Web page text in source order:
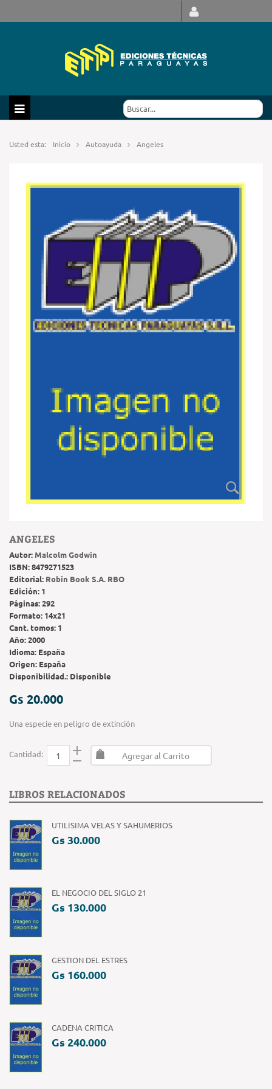
Usted esta: Inicio Autoayuda Angeles
ANGELES
Autor: Malcolm Godwin
ISBN:8479271523
Editorial: Robin Book S.A. RBO
Edición: 1
Páginas:292
Formato: 14x21
Cant. tomos: 1
Año:2000
Idioma: España
Origen: España
Disponibilidad.: Disponible
Gs 20.000
Una especie en peligro de extinción
Cantidad: Agregar al Carrito
LIBROS RELACIONADOS
UTILISIMA VELAS Y SAHUMERIOS
Gs 30.000
EL NEGOCIO DEL SIGLO 21
Gs 130.000
GESTION DEL ESTRES
Gs 160.000
CADENA CRITICA
Gs 240.000